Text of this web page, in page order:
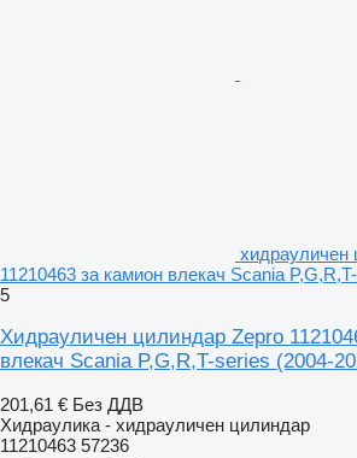
хидрауличен
11210463 за камион влекач Scania
5
Хидрауличен цилиндар Zepro
влекач Scania P,G,R,T-series (2004-
201,61 € Без ДДВ
Хидраулика - хидрауличен цилиндар
11210463 57236